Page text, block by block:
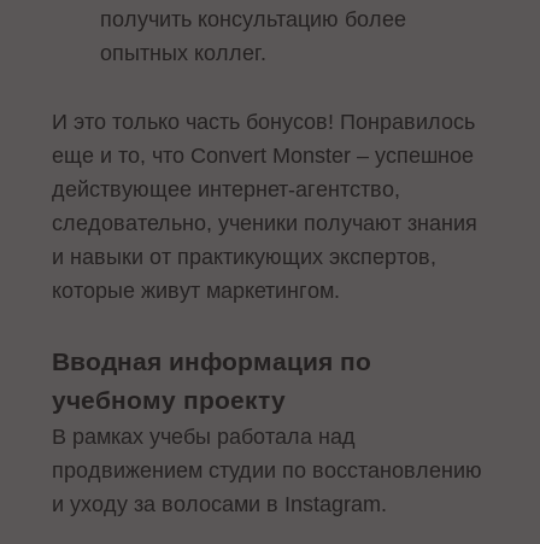
получить консультацию более
опытных коллег.
И это только часть бонусов! Понравилось
еще и то, что Convert Monster – успешное
действующее интернет-агентство,
следовательно, ученики получают знания
и навыки от практикующих экспертов,
которые живут маркетингом.
Вводная информация по
учебному проекту
В рамках учебы работала над
продвижением студии по восстановлению
и уходу за волосами в Instagram.